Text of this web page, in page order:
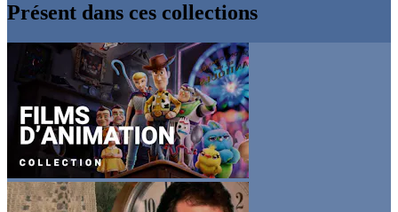
Présent dans ces collections